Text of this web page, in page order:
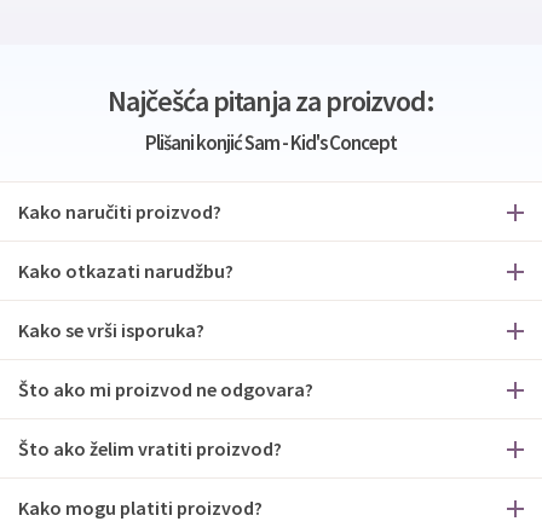
Najčešća pitanja za proizvod:
Plišani konjić Sam - Kid's Concept
Kako naručiti proizvod?
Kako otkazati narudžbu?
Kako se vrši isporuka?
Što ako mi proizvod ne odgovara?
Što ako želim vratiti proizvod?
Kako mogu platiti proizvod?